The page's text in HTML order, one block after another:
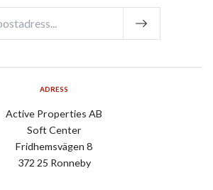
ADRESS
Active Properties AB
Soft Center
Fridhemsvägen 8
372 25 Ronneby